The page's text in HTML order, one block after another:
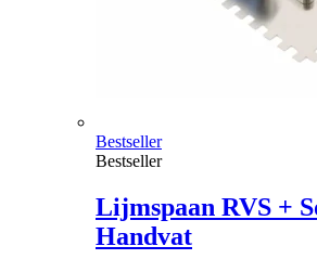
Bestseller
Bestseller
Lijmspaan RVS +
Handvat